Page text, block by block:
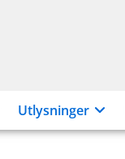
Utlysninger